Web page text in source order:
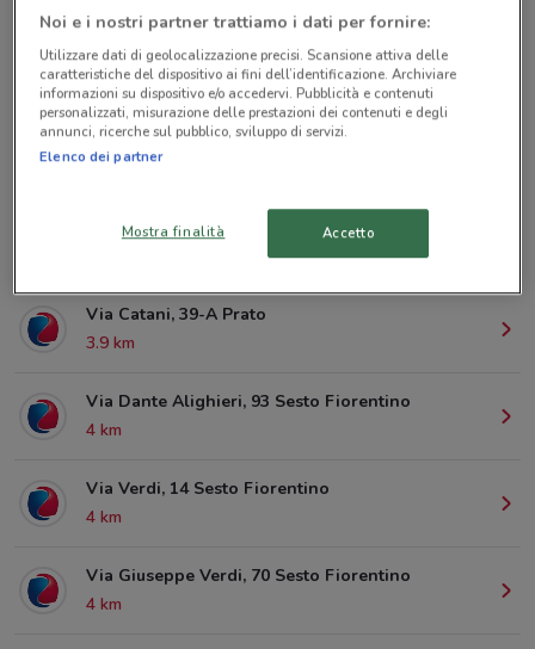
V. Gramsci, 270 Sesto Fiorentino
Via Catani, 39-A Prato
3.9 km
Via Dante Alighieri, 93 Sesto Fiorentino
4 km
Via Verdi, 14 Sesto Fiorentino
4 km
Via Giuseppe Verdi, 70 Sesto Fiorentino
4 km
Noi e i nostri partner trattiamo i dati per fornire:
Utilizzare dati di geolocalizzazione precisi. Scansione attiva delle
caratteristiche del dispositivo ai fini dell’identificazione. Archiviare
informazioni su dispositivo e/o accedervi. Pubblicità e contenuti
personalizzati, misurazione delle prestazioni dei contenuti e degli
annunci, ricerche sul pubblico, sviluppo di servizi.
Elenco dei partner
Mostra finalità Accetto